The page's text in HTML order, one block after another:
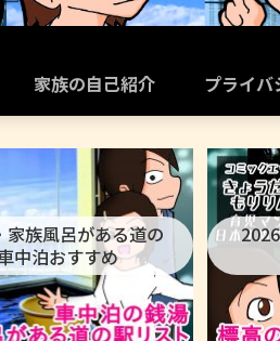
家族の自己紹介 プライバ
族風呂がある道の
中泊おすすめ